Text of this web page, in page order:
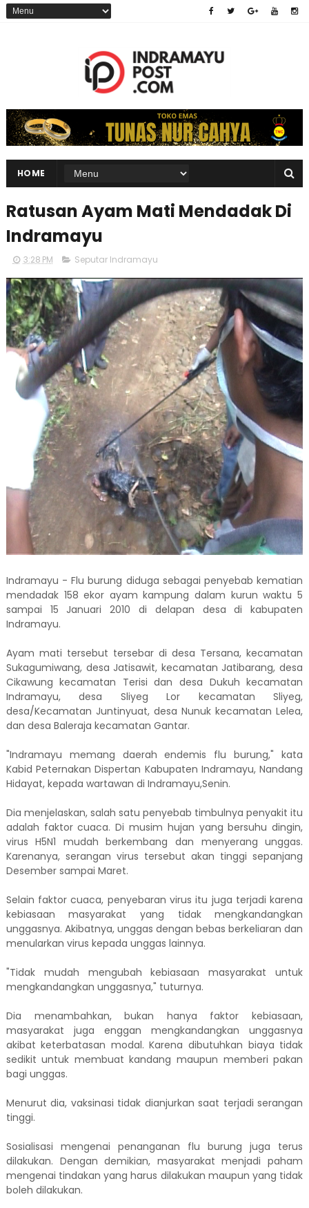
HOME
Ratusan Ayam Mati Mendadak Di
Indramayu
3:28 PM Seputar Indramayu
Indramayu - Flu burung diduga sebagai penyebab kematian
mendadak 158 ekor ayam kampung dalam kurun waktu 5
sampai 15 Januari 2010 di delapan desa di kabupaten
Indramayu.
Ayam mati tersebut tersebar di desa Tersana, kecamatan
Sukagumiwang, desa Jatisawit, kecamatan Jatibarang, desa
Cikawung kecamatan Terisi dan desa Dukuh kecamatan
Indramayu, desa Sliyeg Lor kecamatan Sliyeg,
desa/Kecamatan Juntinyuat, desa Nunuk kecamatan Lelea,
dan desa Baleraja kecamatan Gantar.
"Indramayu memang daerah endemis flu burung," kata
Kabid Peternakan Dispertan Kabupaten Indramayu, Nandang
Hidayat, kepada wartawan di Indramayu,Senin.
Dia menjelaskan, salah satu penyebab timbulnya penyakit itu
adalah faktor cuaca. Di musim hujan yang bersuhu dingin,
virus H5N1 mudah berkembang dan menyerang unggas.
Karenanya, serangan virus tersebut akan tinggi sepanjang
Desember sampai Maret.
Selain faktor cuaca, penyebaran virus itu juga terjadi karena
kebiasaan masyarakat yang tidak mengkandangkan
unggasnya. Akibatnya, unggas dengan bebas berkeliaran dan
menularkan virus kepada unggas lainnya.
"Tidak mudah mengubah kebiasaan masyarakat untuk
mengkandangkan unggasnya," tuturnya.
Dia menambahkan, bukan hanya faktor kebiasaan,
masyarakat juga enggan mengkandangkan unggasnya
akibat keterbatasan modal. Karena dibutuhkan biaya tidak
sedikit untuk membuat kandang maupun memberi pakan
bagi unggas.
Menurut dia, vaksinasi tidak dianjurkan saat terjadi serangan
tinggi.
Sosialisasi mengenai penanganan flu burung juga terus
dilakukan. Dengan demikian, masyarakat menjadi paham
mengenai tindakan yang harus dilakukan maupun yang tidak
boleh dilakukan.